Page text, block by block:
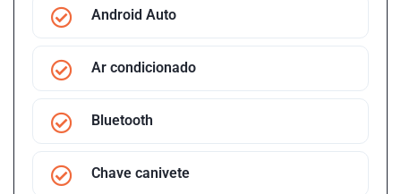
Android Auto
Ar condicionado
Bluetooth
Chave canivete